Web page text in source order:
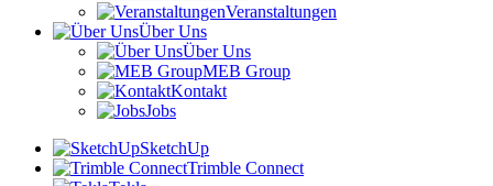
Veranstaltungen
Über Uns
Über Uns
MEB Group
Kontakt
Jobs
SketchUp
Trimble Connect